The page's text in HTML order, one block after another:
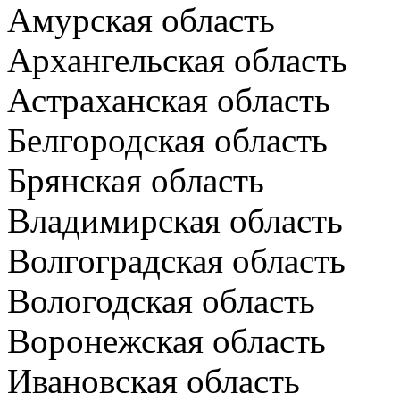
Амурская область
Архангельская область
Астраханская область
Белгородская область
Брянская область
Владимирская область
Волгоградская область
Вологодская область
Воронежская область
Ивановская область